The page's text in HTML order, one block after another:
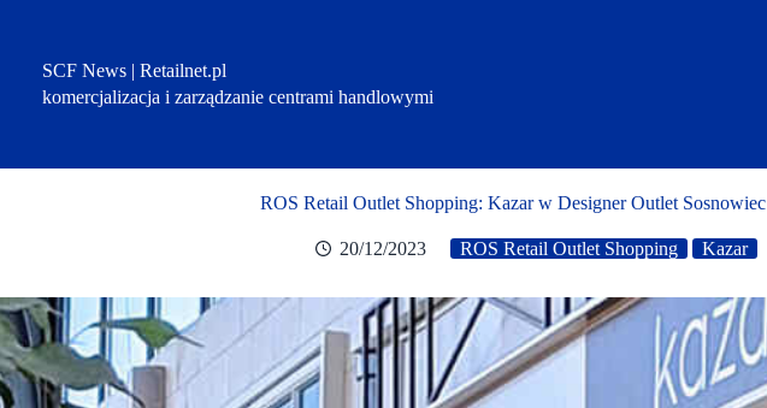
SCF News | Retailnet.pl
komercjalizacja i zarządzanie centrami handlowymi
ROS Retail Outlet Shopping: Kazar w Designer Outlet Sosnowiec
20/12/2023 ROS Retail Outlet Shopping Kazar